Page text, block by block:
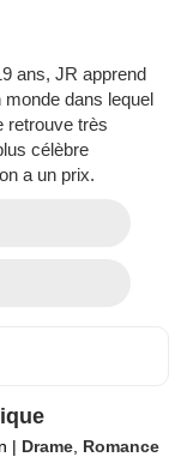
ans, JR apprend
dans lequel
retrouve très
célèbre
a un prix.
| Drame Romance